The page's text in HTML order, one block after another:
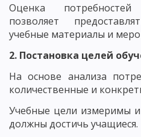
Оценка
позволяет
учебные материалы и
2. Постановка целей
На основе анализа
количественные и
Учебные цели измеримы
должны достичь учащиеся.